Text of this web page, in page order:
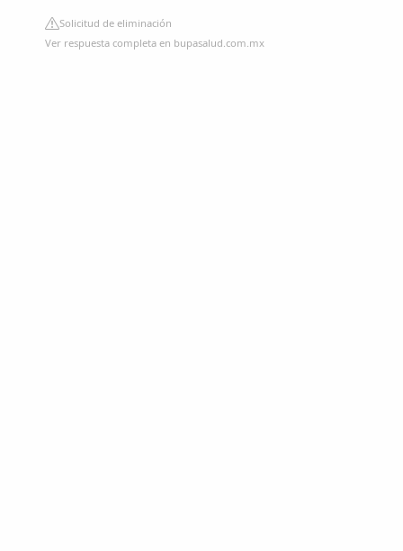
Solicitud de eliminación
Ver respuesta completa en bupasalud.com.mx